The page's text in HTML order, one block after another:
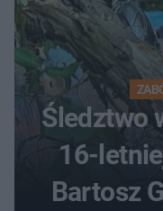
Śledztwo
16-
Bartosz